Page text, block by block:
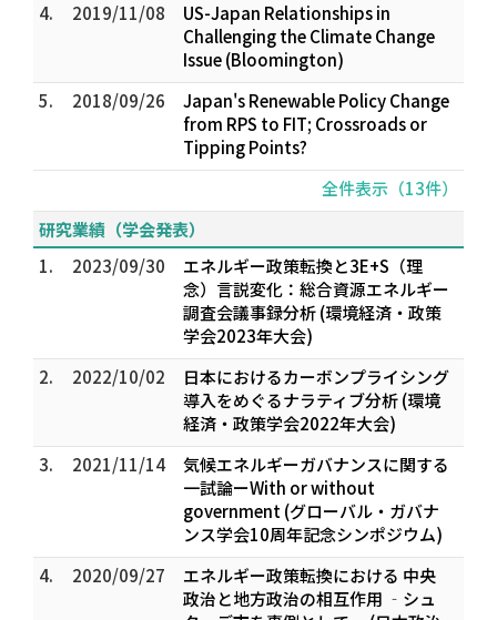
4.
2019/11/08
US-Japan Relationships in
Challenging the Climate Change
Issue (Bloomington)
5.
2018/09/26
Japan's Renewable Policy Change
from RPS to FIT; Crossroads or
Tipping Points?
全件表示（13件）
研究業績（学会発表）
1.
2023/09/30
エネルギー政策転換と3E+S（理
念）言説変化：総合資源エネルギー
調査会議事録分析 (環境経済・政策
学会2023年大会)
2.
2022/10/02
日本におけるカーボンプライシング
導入をめぐるナラティブ分析 (環境
経済・政策学会2022年大会)
3.
2021/11/14
気候エネルギーガバナンスに関する
一試論ーWith or without
government (グローバル・ガバナ
ンス学会10周年記念シンポジウム)
4.
2020/09/27
エネルギー政策転換における 中央
政治と地方政治の相互作用 ‐シュ